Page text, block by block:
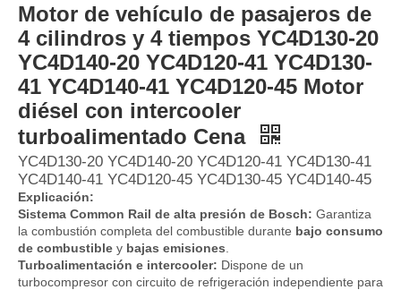
Motor de vehículo de pasajeros de
4 cilindros y 4 tiempos YC4D130-20
YC4D140-20 YC4D120-41 YC4D130-
41 YC4D140-41 YC4D120-45 Motor
diésel con intercooler
turboalimentado Cena
YC4D130-20 YC4D140-20 YC4D120-41 YC4D130-41
YC4D140-41 YC4D120-45 YC4D130-45 YC4D140-45
Explicación:
Sistema Common Rail de alta presión de Bosch: Garantiza
la combustión completa del combustible durante bajo consumo
de combustible y bajas emisiones
Turboalimentación e intercooler: Dispone de un
turbocompresor con circuito de refrigeración independiente para